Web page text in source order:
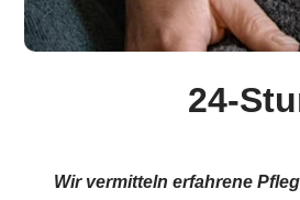
24-
Wir vermitteln erfahrene